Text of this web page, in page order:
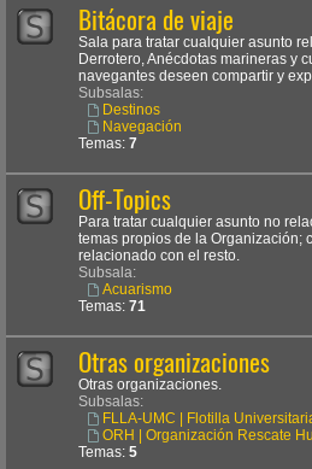
Bitácora de viaje
Sala para tratar cualquier asunto
Derrotero, Anécdotas marineras y
navegantes deseen compartir y
Subsalas:
Destinos
Navegación
Temas: 7
Off-Topics
Para tratar cualquier asunto no
temas propios de la Organización;
relacionado con el resto.
Subsala:
Acuarismo
Temas: 71
Otras organizaciones
Otras organizaciones.
Subsalas:
FLLA-UMC | Flotilla
ORH | Organización Rescate
Temas: 5